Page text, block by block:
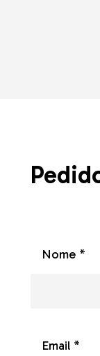
Nome *
Email *